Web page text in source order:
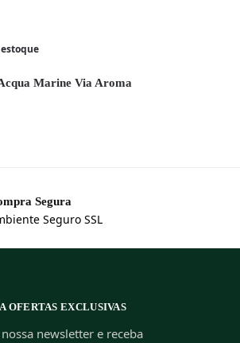
Marine Via Aroma
Segura
Seguro SSL
OFERTAS EXCLUSIVAS
newsletter e receba